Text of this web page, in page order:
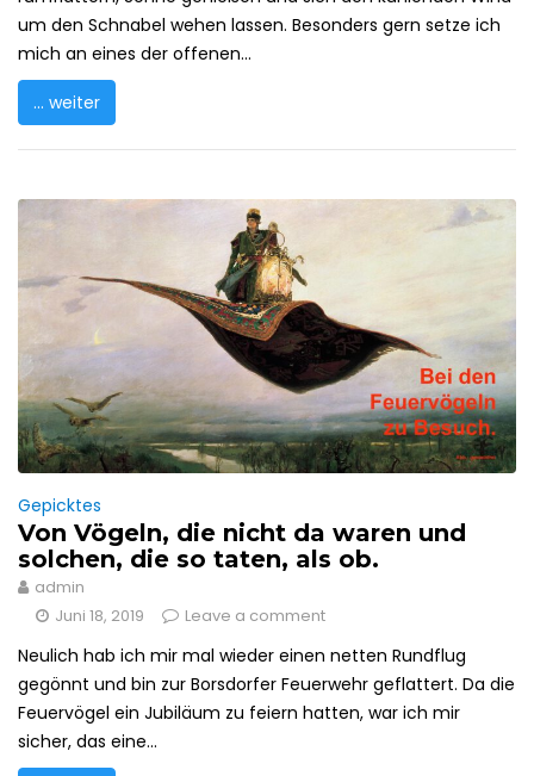
um den Schnabel wehen lassen. Besonders gern setze ich
mich an eines der offenen...
... weiter
Gepicktes
Von Vögeln, die nicht da waren und
solchen, die so taten, als ob.
admin
Juni 18, 2019
Leave a comment
Neulich hab ich mir mal wieder einen netten Rundflug
gegönnt und bin zur Borsdorfer Feuerwehr geflattert. Da die
Feuervögel ein Jubiläum zu feiern hatten, war ich mir
sicher, das eine...